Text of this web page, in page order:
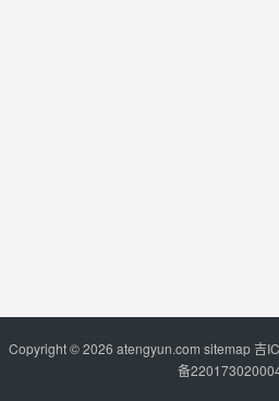
Copyright © 2026 atengyun.com sitemap吉
备